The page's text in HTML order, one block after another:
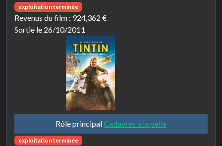
exploitation terminée
Revenus du film : 924,362 €
Sortie le 26/10/2011
Rôle principalCadavres à la pelle
exploitation terminée